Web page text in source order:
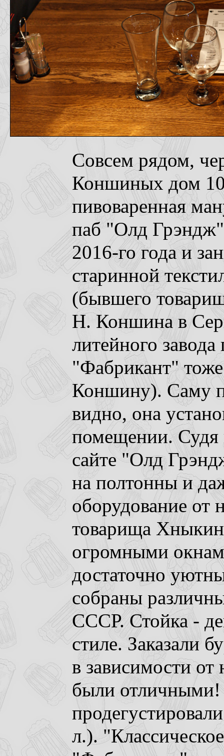
Совсем рядом,
Коншиных дом
пивоваренная
паб "Олд
2016-го года и
старинной
(бывшего
Н. Коншина в
литейного
"Фабрикант"
Коншину). Саму
видно, она
помещении. Судя
сайте "Олд
на полтонны и
оборудование от
товарища
огромными
достаточно
собраны
СССР. Стойка -
стиле. Заказали
в зависимости от
были
л.).